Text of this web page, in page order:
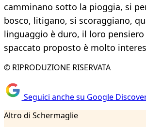
camminano sotto la pioggia, si
bosco, litigano, si scoraggiano,
linguaggio è duro, il loro pensiero
spaccato proposto è molto
© RIPRODUZIONE RISERVATA
Seguici anche su Google
Altro di Schermaglie